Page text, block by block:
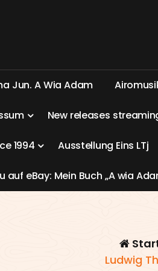
a Jun. AWia Adam Airomusi
sum New releases streamin
ce1994 Ausstellung Eins LTj
auf eBay: Mein Buch „Awia Ada
Ludwig